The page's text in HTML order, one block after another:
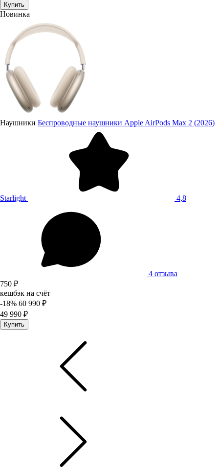
Купить
Новинка
Наушники Беспроводные наушники Apple AirPods Max 2 (2026)
Starlight 4,8
4 отзыва
750 ₽
кешбэк на счёт
-18% 60 990 ₽
49 990 ₽
Купить